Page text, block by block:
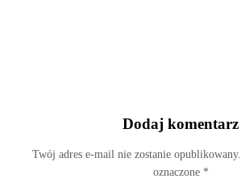
Dodaj komentarz
Twój adres e-mail nie zostanie opublikowany.
oznaczone *